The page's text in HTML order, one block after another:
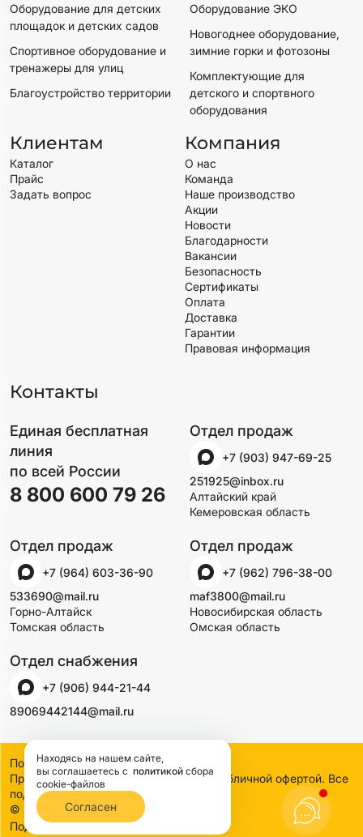
Оборудование для детских
площадок и детских садов
Спортивное оборудование и
тренажеры для улиц
Благоустройство территории
Оборудование ЭКО
Новогоднее оборудование,
зимние горки и фотозоны
Комплектующие для
детского и спортвного
оборудования
Клиентам
Каталог
Прайс
Задать вопрос
Компания
О нас
Команда
Наше производство
Акции
Новости
Благодарности
Вакансии
Безопасность
Сертификаты
Оплата
Доставка
Гарантии
Правовая информация
Контакты
Единая бесплатная
линия
по всей России
8 800 600 79 26
Отдел продаж
+7 (903) 947-69-25
251925@inbox.ru
Алтайский край
Кемеровская область
Отдел продаж
+7 (964) 603-36-90
533690@mail.ru
Горно-Алтайск
Томская область
Отдел продаж
+7 (962) 796-38-00
maf3800@mail.ru
Новосибирская область
Омская область
Отдел снабжения
+7 (906) 944-21-44
89069442144@mail.ru
Политика конфиденциальности
Предложения на сайте не являются публичной офертой. Все
подробности узнавайте по телефону
© 2000-2026 SSDCO. Сибстройдвор.
Поддержка сайтаBTB Digital
Находясь на нашем сайте,
вы соглашаетесь с политикой сбора
cookie-файлов
Согласен